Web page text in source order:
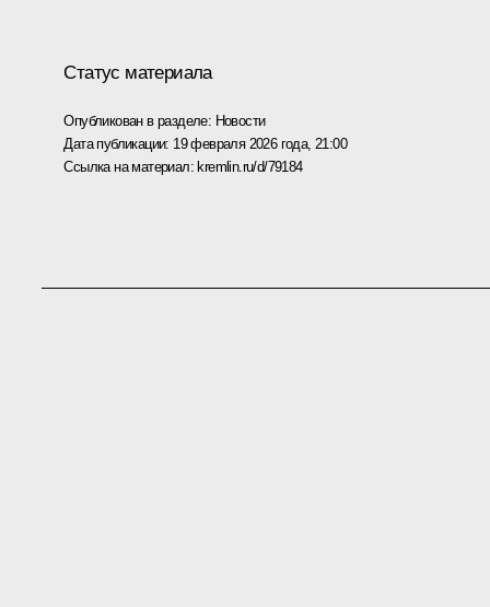
Статус материала
Опубликован в разделе: Новости
Дата публикации: 19 февраля 2026 года, 21:00
Ссылка на материал: kremlin.ru/d/79184